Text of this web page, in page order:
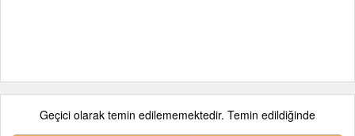
Geçici olarak temin edilememektedir. Temin edildiğinde